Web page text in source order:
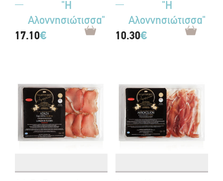
"Η
Αλοννησιώτισσα"
17.10€
"Η
Αλοννησιώτισσα"
10.30€